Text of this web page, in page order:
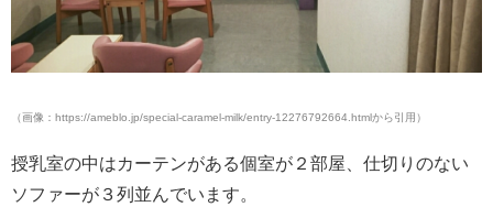
（画像：https://ameblo.jp/special-caramel-milk/entry-12276792664.htmlから引用）
授乳室の中はカーテンがある個室が２部屋、仕切りのない
ソファーが３列並んでいます。